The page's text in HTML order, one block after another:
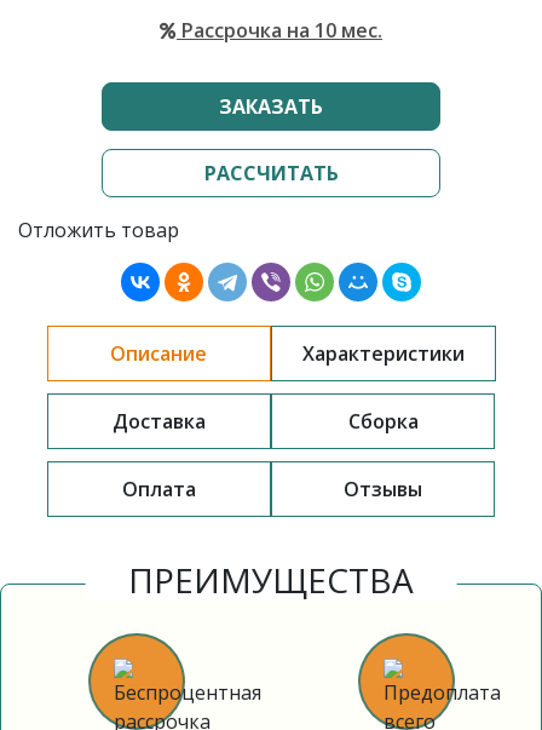
Рассрочка на 10 мес.
ЗАКАЗАТЬ
РАССЧИТАТЬ
Отложить товар
Описание Характеристики
Доставка Сборка
Оплата Отзывы
ПРЕИМУЩЕСТВА